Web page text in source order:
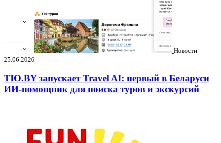
Новости
25.06.2026
TIO.BY запускает Travel AI: первый в Беларуси
ИИ-помощник для поиска туров и экскурсий